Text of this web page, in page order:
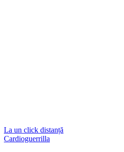
La un click distanță
Cardioguerrilla